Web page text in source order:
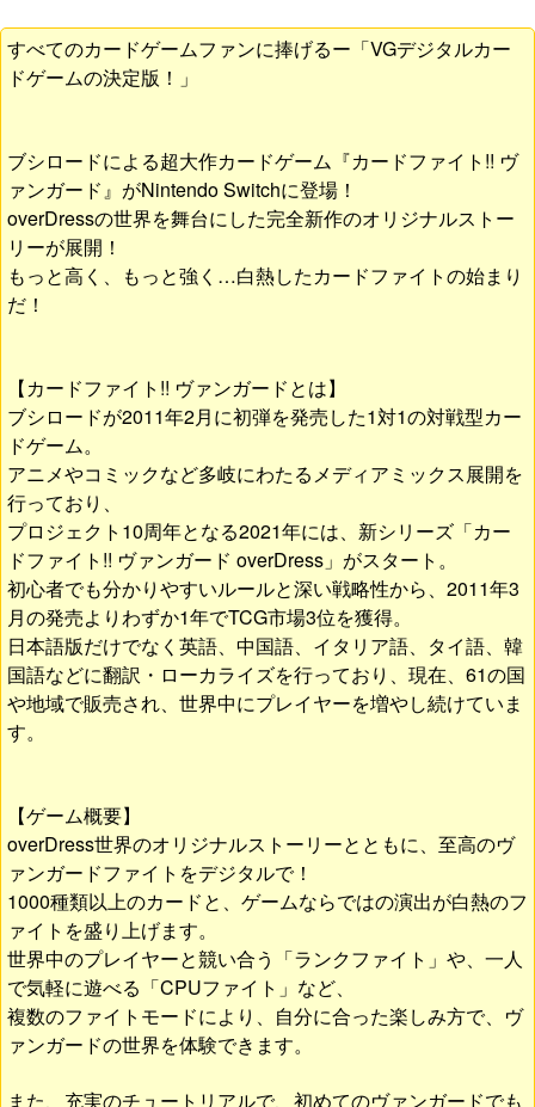
すべてのカードゲームファンに捧げるー「VGデジタルカー
ドゲームの決定版！」
ブシロードによる超大作カードゲーム『カードファイト!! ヴ
ァンガード』がNintendo Switchに登場！
overDressの世界を舞台にした完全新作のオリジナルストー
リーが展開！
もっと高く、もっと強く…白熱したカードファイトの始まり
だ！
【カードファイト!! ヴァンガードとは】
ブシロードが2011年2月に初弾を発売した1対1の対戦型カー
ドゲーム。
アニメやコミックなど多岐にわたるメディアミックス展開を
行っており、
プロジェクト10周年となる2021年には、新シリーズ「カー
ドファイト!! ヴァンガード overDress」がスタート。
初心者でも分かりやすいルールと深い戦略性から、2011年3
月の発売よりわずか1年でTCG市場3位を獲得。
日本語版だけでなく英語、中国語、イタリア語、タイ語、韓
国語などに翻訳・ローカライズを行っており、現在、61の国
や地域で販売され、世界中にプレイヤーを増やし続けていま
す。
【ゲーム概要】
overDress世界のオリジナルストーリーとともに、至高のヴ
ァンガードファイトをデジタルで！
1000種類以上のカードと、ゲームならではの演出が白熱のフ
ァイトを盛り上げます。
世界中のプレイヤーと競い合う「ランクファイト」や、一人
で気軽に遊べる「CPUファイト」など、
複数のファイトモードにより、自分に合った楽しみ方で、ヴ
ァンガードの世界を体験できます。
また、充実のチュートリアルで、初めてのヴァンガードでも